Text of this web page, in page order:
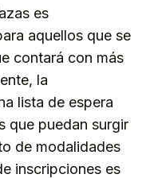
es
aquellos que se
contará con más
la
lista de espera
que puedan surgir
de modalidades
inscripciones es